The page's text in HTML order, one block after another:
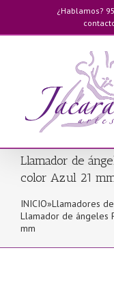
contenido
¿Hablamos?
Llamador de
color Azul 21
INICIO»Llamadores
Llamador de ángeles
mm